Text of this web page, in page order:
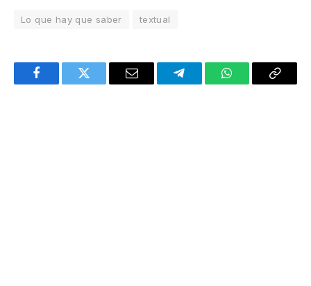
Lo que hay que saber textual
FacebookTwitter Email TelegramWhatsAppCopy